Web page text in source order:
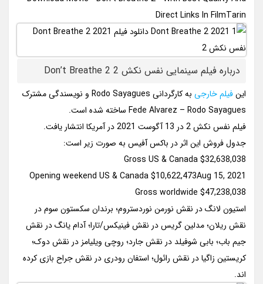
Direct Links In FilmTarin
درباره فیلم سینمایی نفس نکش 2 Don’t Breathe 2
اینفیلم خارجی
به کارگردانی Rodo Sayagues و نویسندگی مشترک
Fede Alvarez – Rodo Sayagues ساخته شده است.
فیلم نفس نکش 2 در 13 آگوست 2021 در آمریکا انتشار یافت.
جدول فروش این اثر در باکس آفیس به صورت زیر است:
Gross US & Canada $32,638,038
Opening weekend US & Canada $10,622,473Aug 15, 2021
Gross worldwide $47,238,038
استیون لانگ در نقش نورمن نوردستروم؛ برندان سکستون سوم در
نقش ریلان؛ مدلین گریس در نقش فینیکس/تارا؛ آدام یانگ در نقش
جیم باب؛ بابی شوفیلد در نقش جارد؛ روچی ویلیامز در نقش دوک؛
کریستین زاگیا در نقش رائول؛ استفان رودری در نقش جراح بازی کرده
اند.